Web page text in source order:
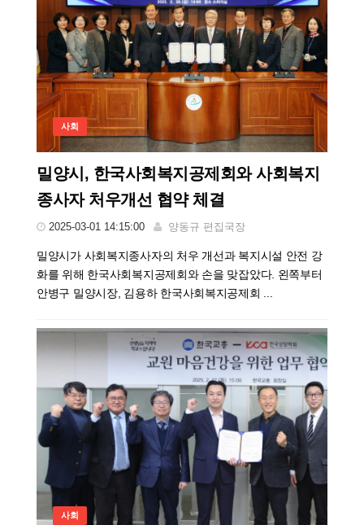
사회
밀양시, 한국사회복지공제회와 사회복지
종사자 처우개선 협약 체결
2025-03-01 14:15:00 양동규 편집국장
밀양시가 사회복지종사자의 처우 개선과 복지시설 안전 강
화를 위해 한국사회복지공제회와 손을 맞잡았다. 왼쪽부터
안병구 밀양시장, 김용하 한국사회복지공제회 ...
사회